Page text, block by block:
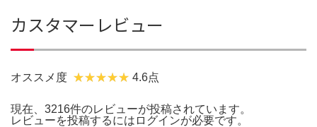
カスタマーレビュー
オススメ度 4.6点
現在、3216件のレビューが投稿されています。
レビューを投稿するには ログインが必要です。